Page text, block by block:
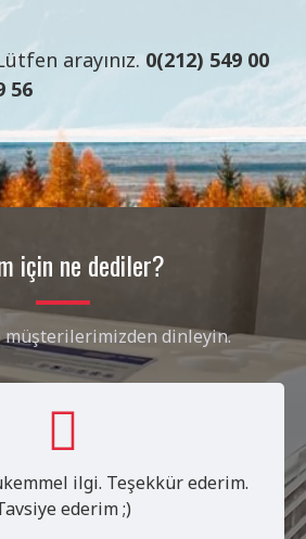
arayınız. 0(212) 549 00
56
için ne dediler?
dinleyin.
çok kaliteli, şuan 2. siparişi
çok ilgili kendisine tşk ederim.